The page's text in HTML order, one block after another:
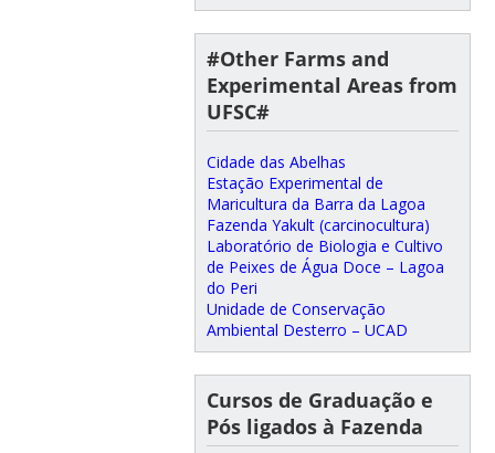
#Other Farms and
Experimental Areas from
UFSC#
Cidade das Abelhas
Estação Experimental de
Maricultura da Barra da Lagoa
Fazenda Yakult (carcinocultura)
Laboratório de Biologia e Cultivo
de Peixes de Água Doce – Lagoa
do Peri
Unidade de Conservação
Ambiental Desterro – UCAD
Cursos de Graduação e
Pós ligados à Fazenda